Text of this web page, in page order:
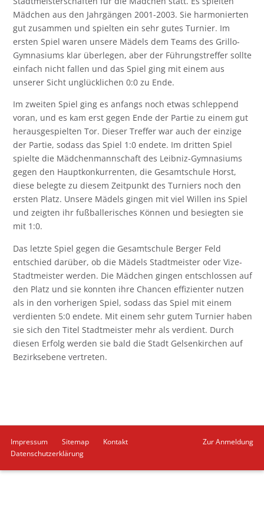
Mädchen aus den Jahrgängen 2001-2003. Sie harmonierten
gut zusammen und spielten ein sehr gutes Turnier. Im
ersten Spiel waren unsere Mädels dem Teams des Grillo-
Gymnasiums klar überlegen, aber der Führungstreffer sollte
einfach nicht fallen und das Spiel ging mit einem aus
unserer Sicht unglücklichen 0:0 zu Ende.
Im zweiten Spiel ging es anfangs noch etwas schleppend
voran, und es kam erst gegen Ende der Partie zu einem gut
herausgespielten Tor. Dieser Treffer war auch der einzige
der Partie, sodass das Spiel 1:0 endete. Im dritten Spiel
spielte die Mädchenmannschaft des Leibniz-Gymnasiums
gegen den Hauptkonkurrenten, die Gesamtschule Horst,
diese belegte zu diesem Zeitpunkt des Turniers noch den
ersten Platz. Unsere Mädels gingen mit viel Willen ins Spiel
und zeigten ihr fußballerisches Können und besiegten sie
mit 1:0.
Das letzte Spiel gegen die Gesamtschule Berger Feld
entschied darüber, ob die Mädels Stadtmeister oder Vize-
Stadtmeister werden. Die Mädchen gingen entschlossen auf
den Platz und sie konnten ihre Chancen effizienter nutzen
als in den vorherigen Spiel, sodass das Spiel mit einem
verdienten 5:0 endete. Mit einem sehr gutem Turnier haben
sie sich den Titel Stadtmeister mehr als verdient. Durch
diesen Erfolg werden sie bald die Stadt Gelsenkirchen auf
Bezirksebene vertreten.
Zur Anmeldung
Navigation
überspringen
Impressum Sitemap
Kontakt
Datenschutzerklärung